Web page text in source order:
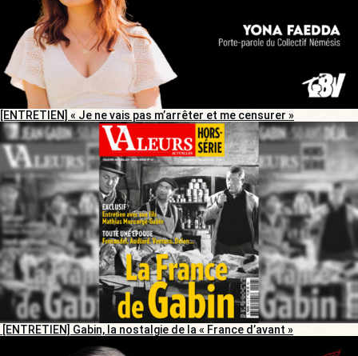
[ENTRETIEN] « Je ne vais pas m’arrêter et me censurer »
[ENTRETIEN] Gabin, la nostalgie de la « France d’avant »